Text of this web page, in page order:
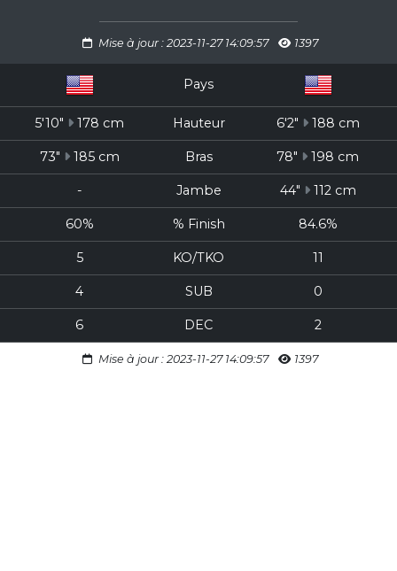
Mise à jour : 2023-11-27 14:09:57 1397
Pays
5'10" 178 cm Hauteur 6'2" 188 cm
73" 185 cm Bras 78" 198 cm
- Jambe 44" 112 cm
60% % Finish 84.6%
5 KO/TKO 11
4 SUB 0
6 DEC 2
Mise à jour : 2023-11-27 14:09:57 1397